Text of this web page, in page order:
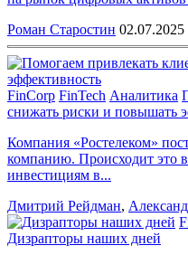
Роман Старостин 02.07.2025
FinCorp FinTech Аналитика
снижать риски и повышать
Компания «Ростелеком»
компанию. Происходит это
инвестициям в...
Дмитрий Рейдман,
Дизрапторы наших дней